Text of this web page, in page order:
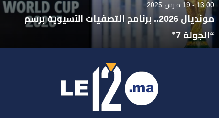
13:00 - 19 مارس 2025
مونديال 2026.. برنامج التصفيات الآسيوية برسم
“الجولة 7”